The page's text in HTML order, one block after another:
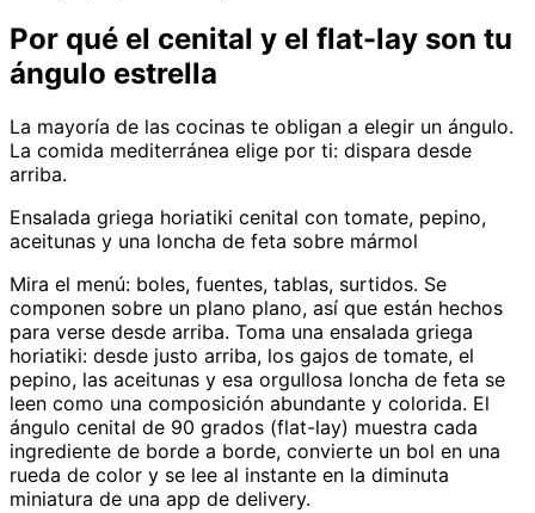
Por qué el cenital y el flat-lay son tu
ángulo estrella
La mayoría de las cocinas te obligan a elegir un ángulo.
La comida mediterránea elige por ti: dispara desde
arriba.
Ensalada griega horiatiki cenital con tomate, pepino,
aceitunas y una loncha de feta sobre mármol
Mira el menú: boles, fuentes, tablas, surtidos. Se
componen sobre un plano plano, así que están hechos
para verse desde arriba. Toma una ensalada griega
horiatiki: desde justo arriba, los gajos de tomate, el
pepino, las aceitunas y esa orgullosa loncha de feta se
leen como una composición abundante y colorida. El
ángulo cenital de 90 grados (flat-lay) muestra cada
ingrediente de borde a borde, convierte un bol en una
rueda de color y se lee al instante en la diminuta
miniatura de una app de delivery.